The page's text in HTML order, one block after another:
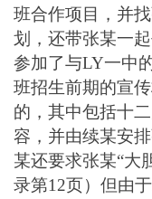
班合作项目，并
划，还带张某一
参加了与LY一中
班招生前期的宣
的，其中包括十
容，并由续某安
某还要求张某“大
录第12页）但由